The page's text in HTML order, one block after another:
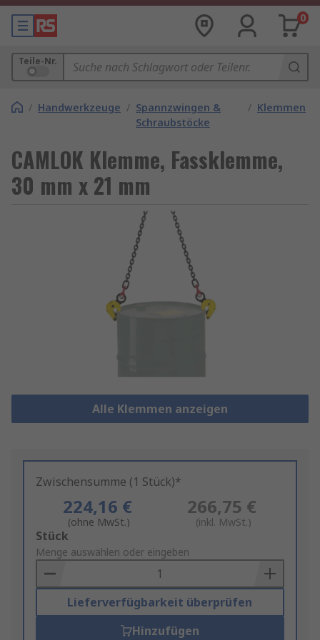
0
Teile-Nr.
/ Handwerkzeuge / Spannzwingen &
Schraubstöcke
/ Klemmen
CAMLOK Klemme, Fassklemme,
30 mm x 21 mm
Alle Klemmen anzeigen
Zwischensumme (1 Stück)*
224,16 €
(ohne MwSt.)
266,75 €
(inkl. MwSt.)
Add
to
Basket
Stück
Menge auswählen oder eingeben
Lieferverfügbarkeit überprüfen
Hinzufügen